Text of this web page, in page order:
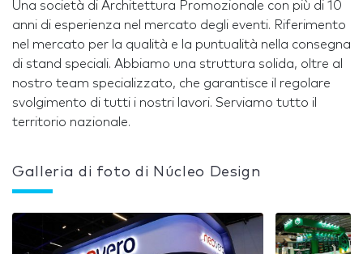
Una società di Architettura Promozionale con più di 10
anni di esperienza nel mercato degli eventi. Riferimento
nel mercato per la qualità e la puntualità nella consegna
di stand speciali. Abbiamo una struttura solida, oltre al
nostro team specializzato, che garantisce il regolare
svolgimento di tutti i nostri lavori. Serviamo tutto il
territorio nazionale.
Galleria di foto di Núcleo Design